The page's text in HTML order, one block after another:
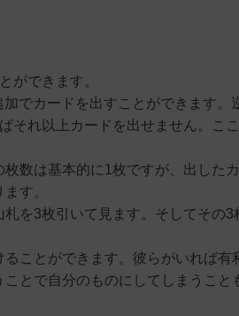
ができます。
でカードを出すことができます。
それ以上カードを出せません。こ
数は基本的に1枚ですが、出した
す。
を3枚引いて見ます。そしてその3
ことができます。彼らがいれば有
とで自分のものにしてしまうこと